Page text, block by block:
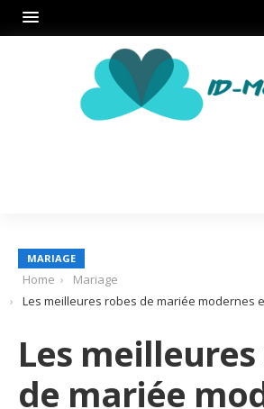
MARIAGE
Home
Mariage
Les meilleures robes de mariée modernes
Les
de mariée